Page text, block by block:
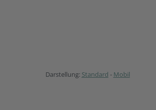
Darstellung: Standard - Mobil